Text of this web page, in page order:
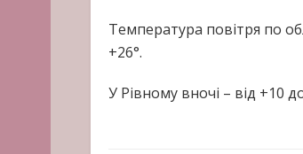
Температура повітря по
+26°.
У Рівному вночі – від +10